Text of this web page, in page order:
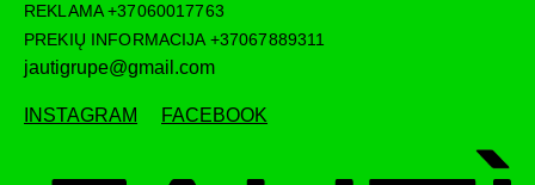
REKLAMA+37060017763
PREKIŲ INFORMACIJA +37067889311
jautigrupe@gmail.com
INSTAGRAM FACEBOOK